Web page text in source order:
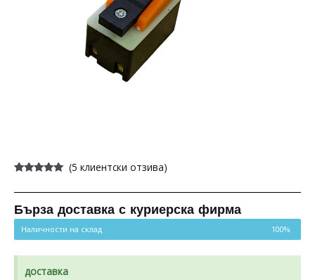
5.00от 5,
потребителски
оценки
(5 клиентски отзива)
Бърза доставка с куриерска фирма
Наличности на склад 100%
доставка